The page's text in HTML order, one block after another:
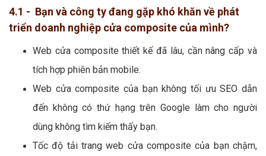
4.1 - Bạn và công ty đang gặp khó khăn về phát
triển doanh nghiệp cửa composite của mình?
Web cửa composite thiết kế đã lâu, cần nâng cấp và
tích hợp phiên bản mobile.
Web cửa composite của bạn không tối ưu SEO dẫn
đến không có thứ hạng trên Google làm cho người
dùng không tìm kiếm thấy bạn.
Tốc độ tải trang web cửa composite của bạn chậm,